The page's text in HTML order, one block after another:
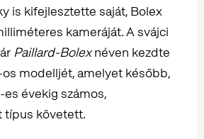
is kifejlesztette saját, Bolex
kameráját. A svájci
Paillard-Bolexnéven kezdte
modelljét, amelyet később,
évekig számos,
követett.